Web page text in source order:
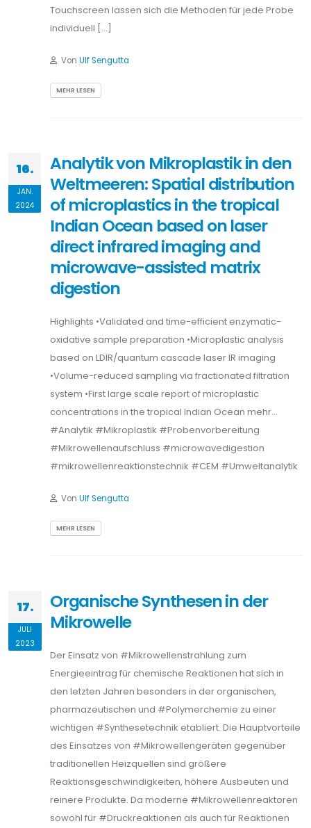
Touchscreen lassen sich die Methoden für jede Probe
individuell […]
Von Ulf Sengutta
MEHR LESEN
16.
JAN.
2024
Analytik von Mikroplastik in den
Weltmeeren: Spatial distribution
of microplastics in the tropical
Indian Ocean based on laser
direct infrared imaging and
microwave-assisted matrix
digestion
Highlights •Validated and time-efficient enzymatic-
oxidative sample preparation •Microplastic analysis
based on LDIR/quantum cascade laser IR imaging
•Volume-reduced sampling via fractionated filtration
system •First large scale report of microplastic
concentrations in the tropical Indian Ocean mehr…
#Analytik #Mikroplastik #Probenvorbereitung
#Mikrowellenaufschluss #microwavedigestion
#mikrowellenreaktionstechnik #CEM #Umweltanalytik
Von Ulf Sengutta
MEHR LESEN
17.
JULI
2023
Organische Synthesen in der
Mikrowelle
Der Einsatz von #Mikrowellenstrahlung zum
Energieeintrag für chemische Reaktionen hat sich in
den letzten Jahren besonders in der organischen,
pharmazeutischen und #Polymerchemie zu einer
wichtigen #Synthesetechnik etabliert. Die Hauptvorteile
des Einsatzes von #Mikrowellengeräten gegenüber
traditionellen Heizquellen sind größere
Reaktionsgeschwindigkeiten, höhere Ausbeuten und
reinere Produkte. Da moderne #Mikrowellenreaktoren
sowohl für #Druckreaktionen als auch für Reaktionen